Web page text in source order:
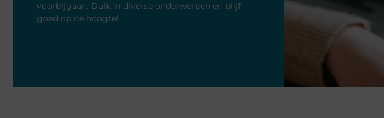
voorbijgaan. Duik in diverse onderwerpen en blijf
goed op de hoogte!